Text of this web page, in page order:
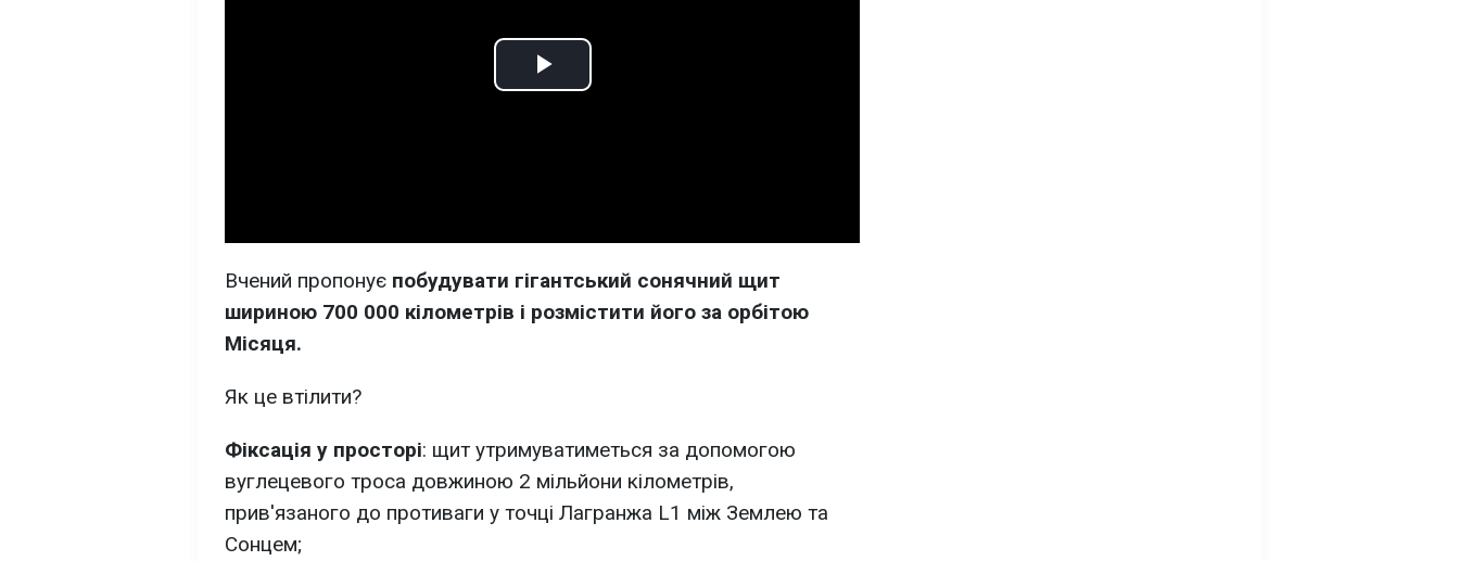
Play
Вчений пропонує побудувати гігантський сонячний щит
шириною 700 000 кілометрів і розмістити його за орбітою
Місяця.
Як це втілити?
Фіксація у просторі: щит утримуватиметься за допомогою
вуглецевого троса довжиною 2 мільйони кілометрів,
прив'язаного до противаги у точці Лагранжа L1 між Землею та
Сонцем;